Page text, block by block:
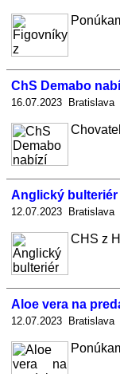
ChS Demabo
16.07.2023 Bratislava
Anglický bulteriér
12.07.2023 Bratislava
CHS z
Aloe vera na
12.07.2023 Bratislava